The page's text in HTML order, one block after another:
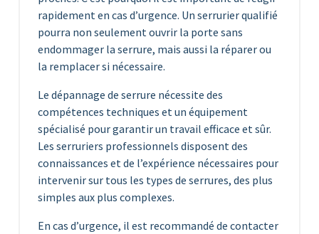
rapidement en cas d’urgence. Un serrurier qualifié
pourra non seulement ouvrir la porte sans
endommager la serrure, mais aussi la réparer ou
la remplacer si nécessaire.
Le dépannage de serrure nécessite des
compétences techniques et un équipement
spécialisé pour garantir un travail efficace et sûr.
Les serruriers professionnels disposent des
connaissances et de l’expérience nécessaires pour
intervenir sur tous les types de serrures, des plus
simples aux plus complexes.
En cas d’urgence, il est recommandé de contacter